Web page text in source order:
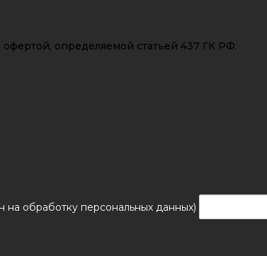
определяемой статьей 437 ГК РФ.
обработку персональных данных)